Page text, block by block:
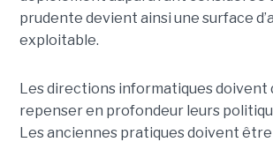
prudente devient ainsi une surface
exploitable.
Les directions informatiques doivent
repenser en profondeur leurs
Les anciennes pratiques doivent